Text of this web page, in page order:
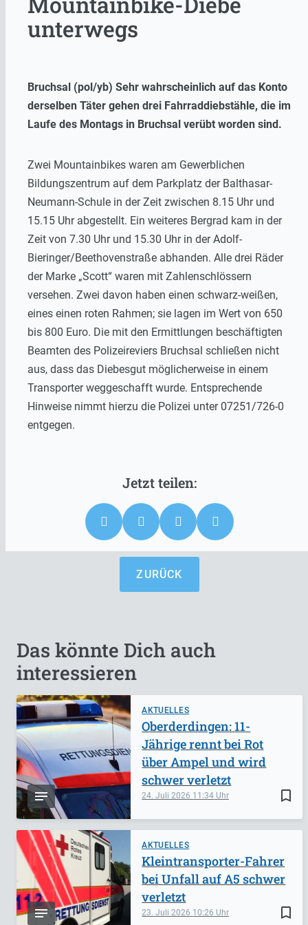
unterwegs
Bruchsal (pol/yb) Sehr wahrscheinlich auf das Konto
derselben Täter gehen drei Fahrraddiebstähle, die im
Laufe des Montags in Bruchsal verübt worden sind.
Zwei Mountainbikes waren am Gewerblichen
Bildungszentrum auf dem Parkplatz der Balthasar-
Neumann-Schule in der Zeit zwischen 8.15 Uhr und
15.15 Uhr abgestellt. Ein weiteres Bergrad kam in der
Zeit von 7.30 Uhr und 15.30 Uhr in der Adolf-
Bieringer/Beethovenstraße abhanden. Alle drei Räder
der Marke „Scott“ waren mit Zahlenschlössern
versehen. Zwei davon haben einen schwarz-weißen,
eines einen roten Rahmen; sie lagen im Wert von 650
bis 800 Euro. Die mit den Ermittlungen beschäftigten
Beamten des Polizeireviers Bruchsal schließen nicht
aus, dass das Diebesgut möglicherweise in einem
Transporter weggeschafft wurde. Entsprechende
Hinweise nimmt hierzu die Polizei unter 07251/726-0
entgegen.
ZURÜCK
Das könnte Dich auch
interessieren
AKTUELLES
bookmark_border
24. Juli 2026 11:34
Oberderdingen: 11-
Jährige rennt bei Rot
über Ampel und wird
schwer verletzt
AKTUELLES
bookmark_border
23. Juli 2026 10:26
Kleintransporter-Fahrer
bei Unfall auf A5 schwer
verletzt